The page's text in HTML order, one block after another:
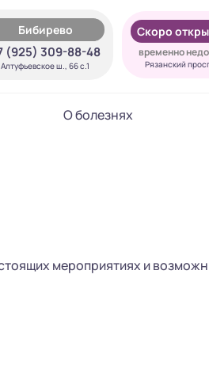
Бибирево
(925) 309-88-48
Алтуфьевское ш., 66 с.1
Скоро
временно
Рязанский
О болезнях
мероприятиях и